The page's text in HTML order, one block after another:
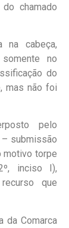
chamado
na cabeça,
no
do
mas não foi
pelo
– submissão
motivo torpe
inciso I),
que
da Comarca